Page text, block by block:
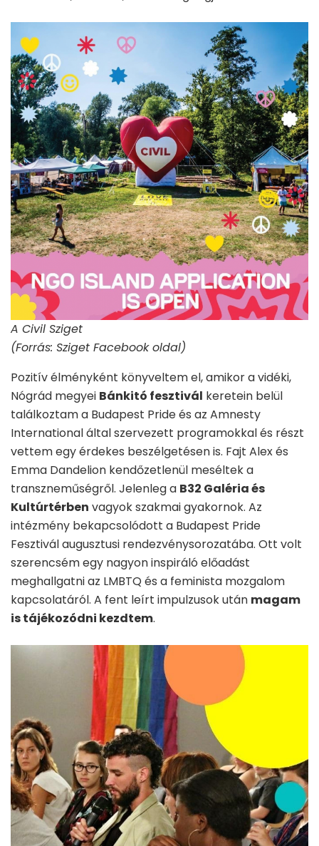
A Civil Sziget
(Forrás: Sziget Facebook oldal)
Pozitív élményként könyveltem el, amikor a vidéki,
Nógrád megyei Bánkitó fesztivál keretein belül
találkoztam a Budapest Pride és az Amnesty
International által szervezett programokkal és részt
vettem egy érdekes beszélgetésen is. Fajt Alex és
Emma Dandelion kendőzetlenül meséltek a
transzneműségről. Jelenleg a B32 Galéria és
Kultúrtérben vagyok szakmai gyakornok. Az
intézmény bekapcsolódott a Budapest Pride
Fesztivál augusztusi rendezvénysorozatába. Ott volt
szerencsém egy nagyon inspiráló előadást
meghallgatni az LMBTQ és a feminista mozgalom
kapcsolatáról. A fent leírt impulzusok után magam
is tájékozódni kezdtem.